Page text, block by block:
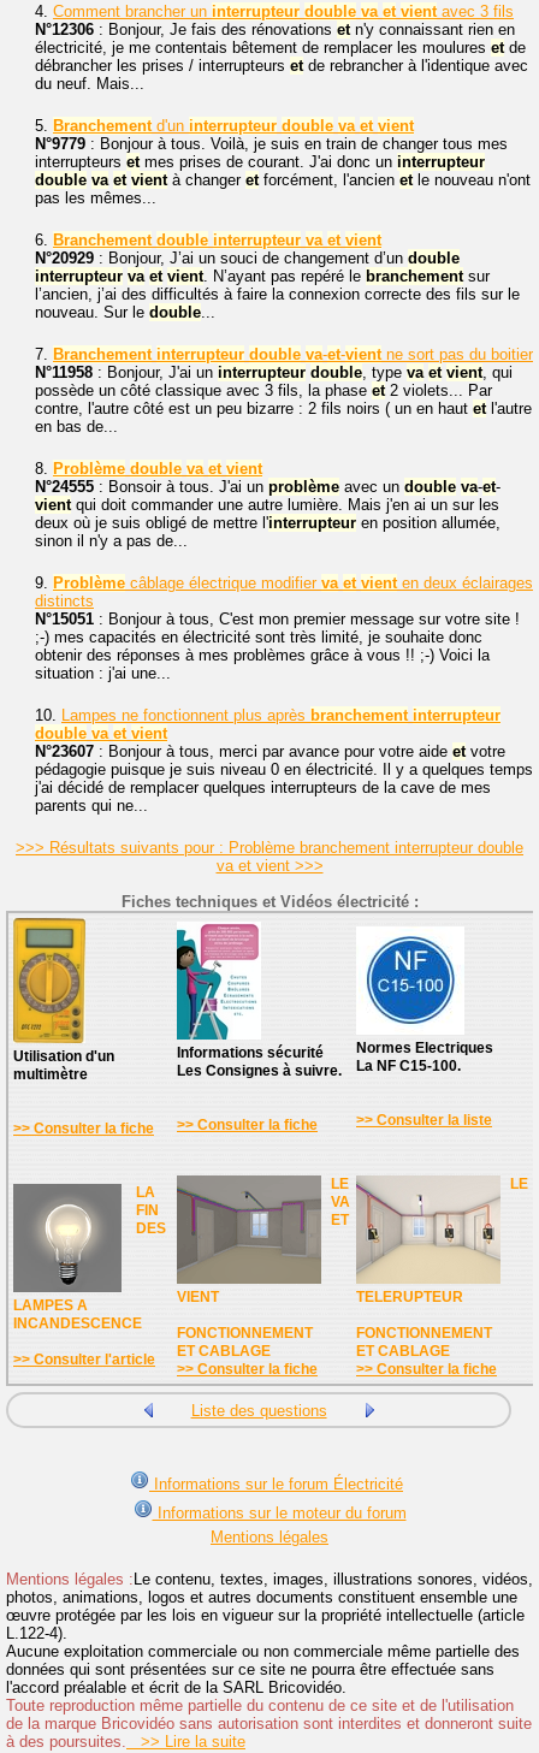
4. Comment brancher un interrupteur double va et vient avec 3 fils
N°12306 : Bonjour, Je fais des rénovations et n'y connaissant rien en
électricité, je me contentais bêtement de remplacer les moulures et de
débrancher les prises / interrupteurs et de rebrancher à l'identique avec
du neuf. Mais...
5. Branchement d'un interrupteur double va et vient
N°9779 : Bonjour à tous. Voilà, je suis en train de changer tous mes
interrupteurs et mes prises de courant. J'ai donc un interrupteur
double va et vient à changer et forcément, l'ancien et le nouveau n'ont
pas les mêmes...
6. Branchement double interrupteur va et vient
N°20929 : Bonjour, J’ai un souci de changement d’un double
interrupteur va et vient . N’ayant pas repéré le branchement sur
l’ancien, j’ai des difficultés à faire la connexion correcte des fils sur le
nouveau. Sur le double
7. Branchement interrupteur double va-et-vient ne sort pas du boitier
N°11958 : Bonjour, J'ai un interrupteur double , type va et vient , qui
possède un côté classique avec 3 fils, la phase et 2 violets... Par
contre, l'autre côté est un peu bizarre : 2 fils noirs ( un en haut et l'autre
en bas de...
8. Problème double va et vient
N°24555 : Bonsoir à tous. J'ai un problème avec un double va-et-
vient qui doit commander une autre lumière. Mais j'en ai un sur les
deux où je suis obligé de mettre l'interrupteur en position allumée,
sinon il n'y a pas de...
9. Problème câblage électrique modifier va et vient en deux éclairages
distincts
N°15051 : Bonjour à tous, C'est mon premier message sur votre site !
;-) mes capacités en électricité sont très limité, je souhaite donc
obtenir des réponses à mes problèmes grâce à vous !! ;-) Voici la
situation : j'ai une...
10. Lampes ne fonctionnent plus après branchement interrupteur
double va et vient
N°23607 : Bonjour à tous, merci par avance pour votre aide et votre
pédagogie puisque je suis niveau 0 en électricité. Il y a quelques temps
j'ai décidé de remplacer quelques interrupteurs de la cave de mes
parents qui ne...
>>> Résultats suivants pour : Problème branchement interrupteur double
va et vient >>>
Fiches techniques et Vidéos électricité :
Utilisation d'un
multimètre
>> Consulter la fiche
Informations sécurité
Les Consignes à suivre.
>> Consulter la fiche
Normes Electriques
La NF C15-100.
>> Consulter la liste
LA
FIN
DES
LAMPES A
INCANDESCENCE
>> Consulter l'article
LE
VA
ET
VIENT
FONCTIONNEMENT
ET CABLAGE
>> Consulter la fiche
LE
TELERUPTEUR
FONCTIONNEMENT
ET CABLAGE
>> Consulter la fiche
Liste des questions
Informations sur le forum Électricité
Informations sur le moteur du forum
Mentions légales
Mentions légales :Le contenu, textes, images, illustrations sonores, vidéos,
photos, animations, logos et autres documents constituent ensemble une
œuvre protégée par les lois en vigueur sur la propriété intellectuelle (article
L.122-4).
Aucune exploitation commerciale ou non commerciale même partielle des
données qui sont présentées sur ce site ne pourra être effectuée sans
l'accord préalable et écrit de la SARL Bricovidéo.
Toute reproduction même partielle du contenu de ce site et de l'utilisation
de la marque Bricovidéo sans autorisation sont interdites et donneront suite
à des poursuites.
>> Lire la suite